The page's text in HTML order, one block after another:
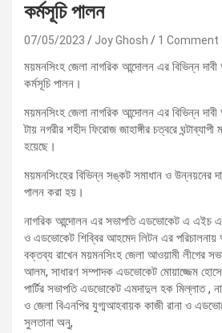
কর্মসূচি পালন
07/05/2023 Joy Ghosh 1 Comment
ময়মনসিংহ জেলা নাগরিক আন্দোলন এর বিভিন্ন দাবী
কর্মসূচি পালন।
ময়মনসিংহ জেলা নাগরিক আন্দোলন এর বিভিন্ন
টায় নগরীর শহীদ ফিরোজ জাহাঙ্গীর চত্বরে
হয়েছে।
ময়মনসিংহের বিভিন্ন সঙ্কট সমাধান ও উন্নয়নের
পালন করা হয়।
নাগরিক আন্দোলন এর সভাপতি এডভোকেট এ এইচ
ও এডভোকেট শিব্বির আহমেদ লিটন এর পরিচালনায়
বক্তব্য রাখেন ময়মনসিংহ জেলা আওয়ামী লীগের
আলম, সাধারণ সম্পাদক এডভোকেট মোয়াজ্জেম
পার্টির সভাপতি এডভোকেট এমদাদুল হক মিল্লাত ,
ও জেলা বিএনপির যুগ্মআহবায়ক কাজী রানা ও
সুলতানা অনু,